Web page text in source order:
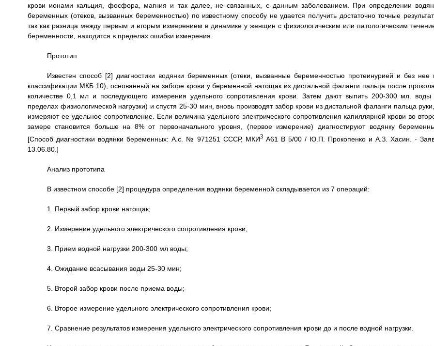
крови ионами кальция, фосфора, магния и так далее, не связанных, с данным заболеванием. При определении
беременных (отеков, вызванных беременностью) по известному способу не удается получить достаточно точные
так как разница между первым и вторым измерением в динамике у женщин с физиологическим или патологическим
беременности, находится в пределах ошибки измерения.
Прототип
Известен способ [2] диагностики водянки беременных (отеки, вызванные беременностью протеинурией и без нее
классификации МКБ 10), основанный на заборе крови у беременной натощак из дистальной фаланги пальца после
количестве 0,1 мл и последующего измерения удельного сопротивления крови. Затем дают выпить 200-300 мл. воды
пределах физиологической нагрузки) и спустя 25-30 мин, вновь производят забор крови из дистальной фаланги пальца
измеряют ее удельное сопротивление. Если величина удельного электрического сопротивления капиллярной крови во
замере становится больше на 8% от первоначального уровня, (первое измерение) диагностируют водянку
[Способ диагностики водянки беременных: А.с. № 971251 СССР, МКИ3А61 В 5/00 / Ю.П. Прокопенко и А.З. Хасин. -
13.06.80.]
Анализ прототипа
В известном способе [2] процедура определения водянки беременной складывается из 7 операций:
1. Первый забор крови натощак;
2. Измерение удельного электрического сопротивления крови;
3. Прием водной нагрузки 200-300 мл воды;
4. Ожидание всасывания воды 25-30 мин;
5. Второй забор крови после приема воды;
6. Второе измерение удельного электрического сопротивления крови;
7. Сравнение результатов измерения удельного электрического сопротивления крови до и после водной нагрузки.